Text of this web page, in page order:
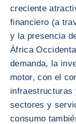
creciente
financiero (a
y la presencia
África
demanda, la
motor, con el
infraestructuras
sectores y
consumo